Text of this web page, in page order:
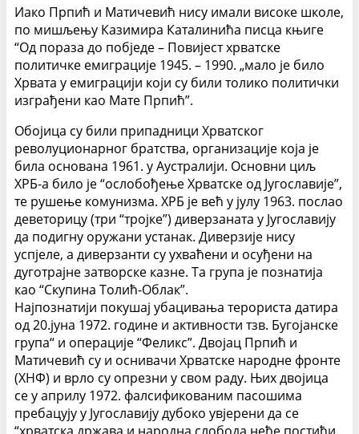
Иако Прпић и Матичевић нису имали високе школе,
по мишљењу Казимира Каталинића писца књиге
“Од пораза до побједе – Повијест хрватске
политичке емиграције 1945. – 1990. „мало је било
Хрвата у емиграцији који су били толико политички
изграђени као Мате Прпић”.
Обојица су били припадници Хрватског
револуционарног братства, организације која је
била основана 1961. у Аустралији. Основни циљ
ХРБ-а било је “ослобођење Хрватске од Југославије”,
те рушење комунизма. ХРБ је већ у јулу 1963. послао
деветорицу (три “тројке”) диверзаната у Југославију
да подигну оружани устанак. Диверзије нису
успјеле, а диверзанти су ухваћени и осуђени на
дуготрајне затворске казне. Та група је познатија
као “Скупина Толић-Облак”.
Најпознатији покушај убацивања терориста датира
од 20.јуна 1972. године и активности тзв. Бугојанске
група“ и операције “Феликс”. Двојац Прпић и
Матичевић су и оснивачи Хрватске народне фронте
(ХНФ) и врло су опрезни у свом раду. Њих двојица
се у априлу 1972. фалсификованим пасошима
пребацују у Југославију дубоко увјерени да се
“хрватска држава и народна слобода неће постићи